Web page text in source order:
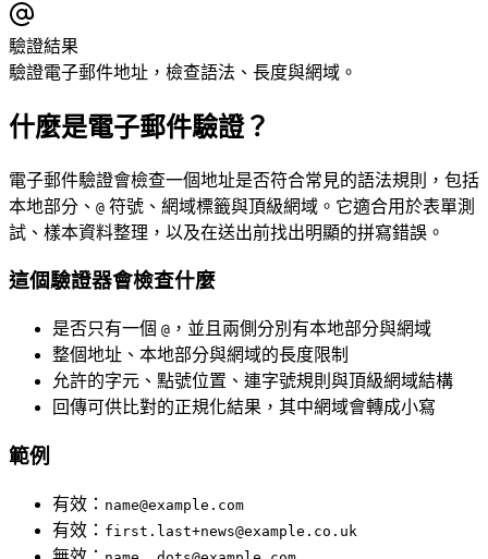
驗證結果
驗證電子郵件地址，檢查語法、長度與網域。
什麼是電子郵件驗證？
電子郵件驗證會檢查一個地址是否符合常見的語法規則，包括
本地部分、 @ 符號、網域標籤與頂級網域。它適合用於表單測
試、樣本資料整理，以及在送出前找出明顯的拼寫錯誤。
這個驗證器會檢查什麼
是否只有一個 @ ，並且兩側分別有本地部分與網域
整個地址、本地部分與網域的長度限制
允許的字元、點號位置、連字號規則與頂級網域結構
回傳可供比對的正規化結果，其中網域會轉成小寫
範例
有效： name@example.com
有效： first.last+news@example.co.uk